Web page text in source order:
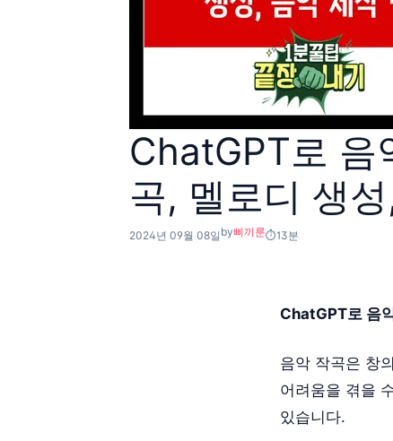
ChatGPT로 음
곡, 멜로디 생
2024년 09월 08일 by삐끼룬 13분
ChatGPT로 음
음악 작곡은 창
어려움을 겪을
있습니다.